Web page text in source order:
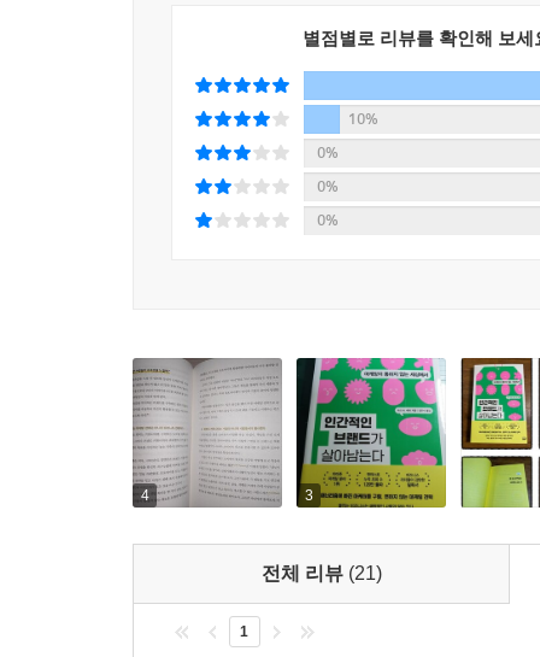
--- 「존중은 신뢰를 부른다」 중에서
피츠버그로 돌아온 오닐 회장은 공장의 부서 관
임원이었으며 나중에는 회장 승진이 유력했던
었다. 그 누구도 회사 전체에서 촉망받던 임원이
별점별로 리뷰를 확인해 보세
10%
0%
0%
0%
4 3
전체 리뷰 (21)
1